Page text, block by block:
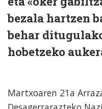
bezala hartzen
behar
hobetzeko
Martxoaren 21a